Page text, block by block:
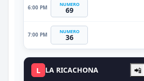
6:00 PM NUMERO
69
7:00 PM NUMERO
36
L LA RICACHONA 📲